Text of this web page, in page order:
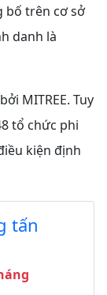
bố trên cơ sở
danh là
MITREE. Tuy
tổ chức phi
kiện định
tấn